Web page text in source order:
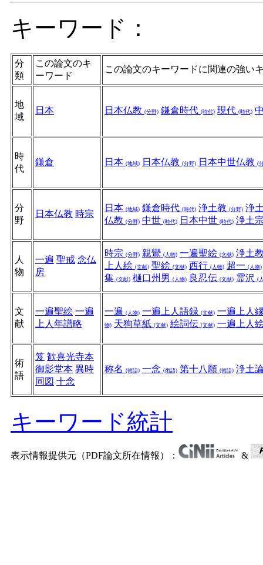
キーワード：
分
類
この論文のキ
ーワード
この論文のキーワードに関連の強い
地
域
日本 日本仏教 (分野) 鎌倉時代 (時代) 現代 (時代)
時
代
鎌倉 日本 (地域) 日本仏教 (分野) 日本中世仏教 (
分
野
日本仏教 時宗
日本 (地域) 鎌倉時代 (時代) 浄土教 (分野) 浄
仏教 (分野) 中世 (時代) 日本中世 (時代) 浄土
人
物
一遍 聖戒 念仏
房
時宗 (分野) 親鸞 (人物) 一遍聖絵 (文献) 浄土
上人絵 (文献) 聖絵 (文献) 西行 (人物) 超一 (人物)
集 (文献) 樋口州男 (人物) 良忍伝 (文献) 霊沢 (
文
献
一遍聖絵 一遍
上人年譜略
一遍 (人物) 一遍上人語録 (文献) 一遍上人
物) 天狗草紙 (文献) 絵詞伝 (文献) 一遍上人
術
語
笈 歓喜光寺本
御影堂本 異時
同図 十念
称名 (術語) 一念 (術語) 第十八願 (術語) 浄土
キーワード統計
表示情報提供元（PDF論文所在情報）： &